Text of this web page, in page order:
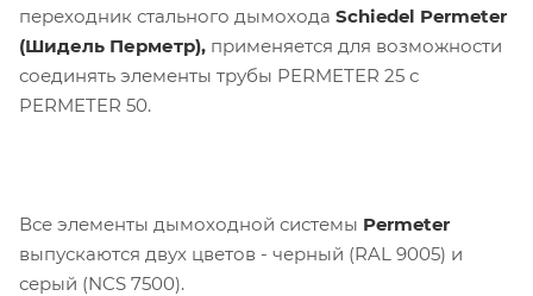
переходник стального дымохода Schiedel Permeter
(Шидель Перметр), применяется для возможности
соединять элементы трубы PERMETER 25 с
PERMETER 50.
Все элементы дымоходной системы Permeter
выпускаются двух цветов - черный (RAL 9005) и
серый (NCS 7500).